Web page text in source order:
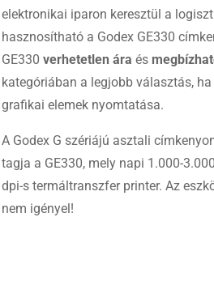
elektronikai iparon keresztül a
hasznosítható a Godex GE330
GE330 verhetetlen ára és
kategóriában a legjobb választás,
grafikai elemek nyomtatása.
A Godex G szériájú asztali
tagja a GE330, mely napi 1.000-
dpi-s termáltranszfer printer. Az
nem igényel!